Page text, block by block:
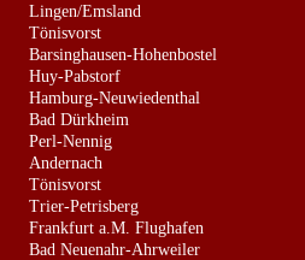
Lingen/Emsland
Tönisvorst
Barsinghausen-Hohenbostel
Huy-Pabstorf
Hamburg-Neuwiedenthal
Bad Dürkheim
Perl-Nennig
Andernach
Tönisvorst
Trier-Petrisberg
Frankfurt a.M. Flughafen
Bad Neuenahr-Ahrweiler